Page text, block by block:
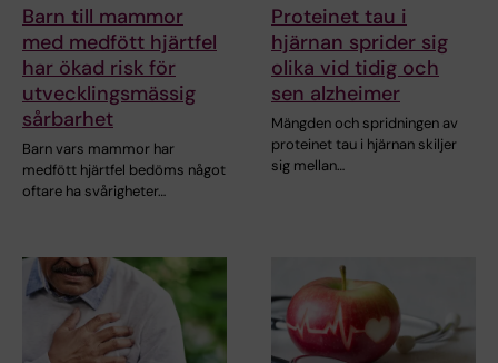
Barn till mammor
med medfött hjärtfel
har ökad risk för
utvecklingsmässig
sårbarhet
Barn vars mammor har
medfött hjärtfel bedöms något
oftare ha svårigheter…
Proteinet tau i
hjärnan sprider sig
olika vid tidig och
sen alzheimer
Mängden och spridningen av
proteinet tau i hjärnan skiljer
sig mellan…